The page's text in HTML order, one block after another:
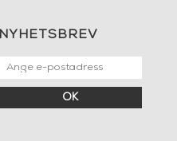
NYHETSBREV
OK